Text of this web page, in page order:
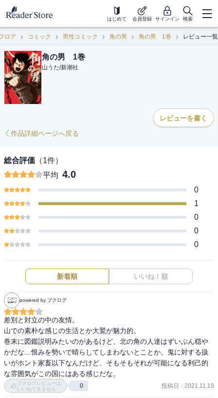
はじめて 会員登録 サインイン 検索
ロア コミック 男性コミック 角の男 角の男 1巻 レビュー一覧
角の男 1巻
山うた/新潮社
レビューを書く
作品詳細ページへ戻る
総合評価 （1件）
平均 4.0
0
1
0
0
0
新着順 いいね！順
powered by ブクログ
差別と対立の中の友情。
山での素朴な感じの生活とか大鷲が魅力的。
巻末に図鑑説明みたいのがあるけど、北の角の人達はずいぶん穏や
かだな…恨みを勢いで晴らしてしまわないとことか。鬼に対する扱
いがホント家畜以下なんだけど、そもそもそれが可能になる利己的
な雰囲気がこの国にはある感じだな。
ブクログレビューは
いいねできません
0 投稿日 : 2021.11.19